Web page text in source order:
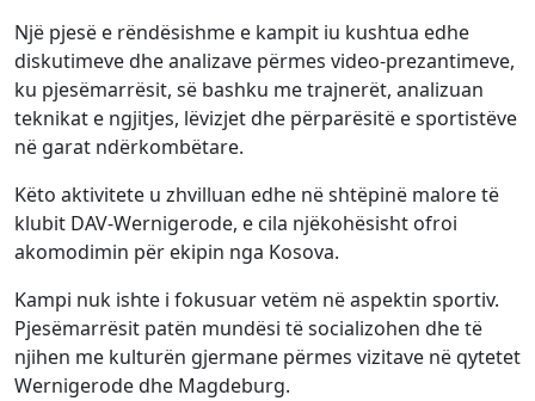
Një pjesë e rëndësishme e kampit iu kushtua edhe
diskutimeve dhe analizave përmes video-prezantimeve,
ku pjesëmarrësit, së bashku me trajnerët, analizuan
teknikat e ngjitjes, lëvizjet dhe përparësitë e sportistëve
në garat ndërkombëtare.
Këto aktivitete u zhvilluan edhe në shtëpinë malore të
klubit DAV-Wernigerode, e cila njëkohësisht ofroi
akomodimin për ekipin nga Kosova.
Kampi nuk ishte i fokusuar vetëm në aspektin sportiv.
Pjesëmarrësit patën mundësi të socializohen dhe të
njihen me kulturën gjermane përmes vizitave në qytetet
Wernigerode dhe Magdeburg.